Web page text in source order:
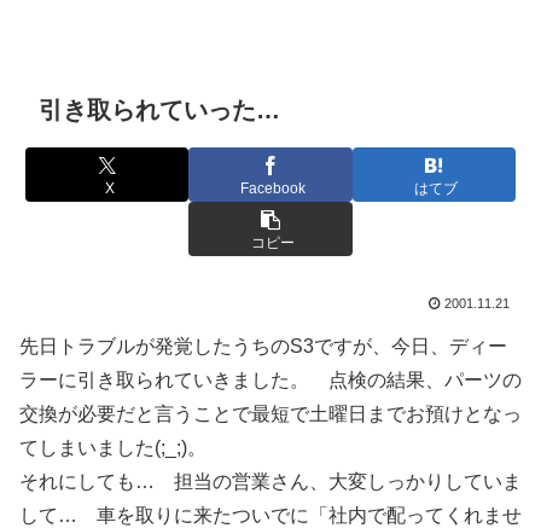
引き取られていった…
X Facebook はてブ
コピー
2001.11.21
先日トラブルが発覚したうちのS3ですが、今日、ディー
ラーに引き取られていきました。 点検の結果、パーツの
交換が必要だと言うことで最短で土曜日までお預けとなっ
てしまいました(;_;)。
それにしても… 担当の営業さん、大変しっかりしていま
して… 車を取りに来たついでに「社内で配ってくれませ